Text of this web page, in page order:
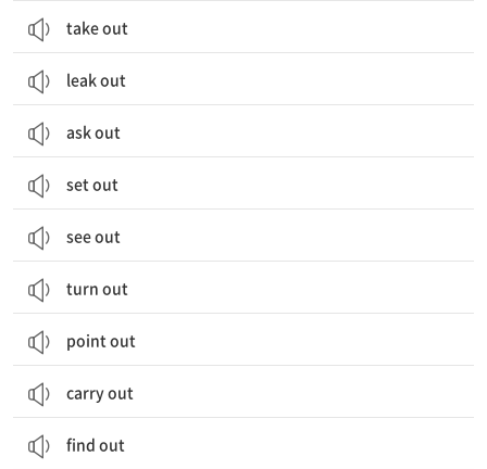
take out
leak out
ask out
set out
see out
turn out
point out
carry out
find out